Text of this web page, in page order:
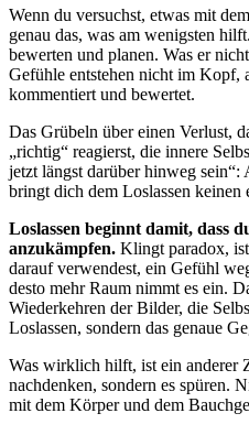
Wenn du versuchst, etwas mit
genau das, was am wenigsten
bewerten und planen. Was er
Gefühle entstehen nicht im Kopf,
kommentiert und bewertet.
Das Grübeln über einen Verlust,
„richtig“ reagierst, die innere
jetzt längst darüber hinweg sein“:
bringt dich dem Loslassen keinen
Loslassen beginnt damit, dass
anzukämpfen. Klingt paradox,
darauf verwendest, ein Gefühl
desto mehr Raum nimmt es ein.
Wiederkehren der Bilder, die
Loslassen, sondern das genaue
Was wirklich hilft, ist ein anderer
nachdenken, sondern es spüren.
mit dem Körper und dem